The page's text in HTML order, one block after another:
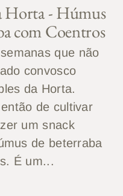
Horta - Húmus
com Coentros
que não
convosco
da Horta.
de cultivar
um snack
de beterraba
É um...